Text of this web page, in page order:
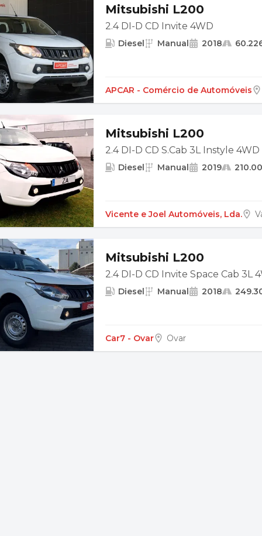
Mitsubishi L200
2.4 DI-D CD Invite 4WD
Diesel Manual 2018
APCAR - Comércio de Automóveis
Mitsubishi L200
2.4 DI-D CD S.Cab 3L Instyle 4WD
Diesel Manual 2019
Vicente e Joel Automóveis, Lda.
Mitsubishi L200
2.4 DI-D CD Invite Space Cab 3L
Diesel Manual 2018
Car7 - Ovar Ovar